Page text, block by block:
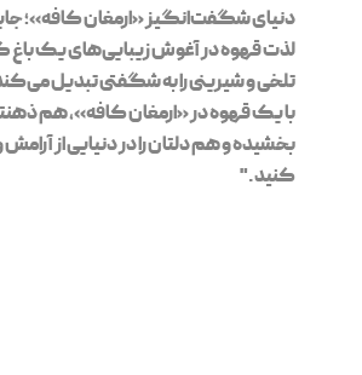
دنیای شگفت‌انگیز «ارمغان کافه»؛
لذت قهوه در آغوش زیبایی‌های یک باغ
تلخی و شیرینی را به شگفتی تبدیل
با یک قهوه در «ارمغان کافه»، هم
بخشیده و هم دلتان را در دنیایی از آرامش
کنید."